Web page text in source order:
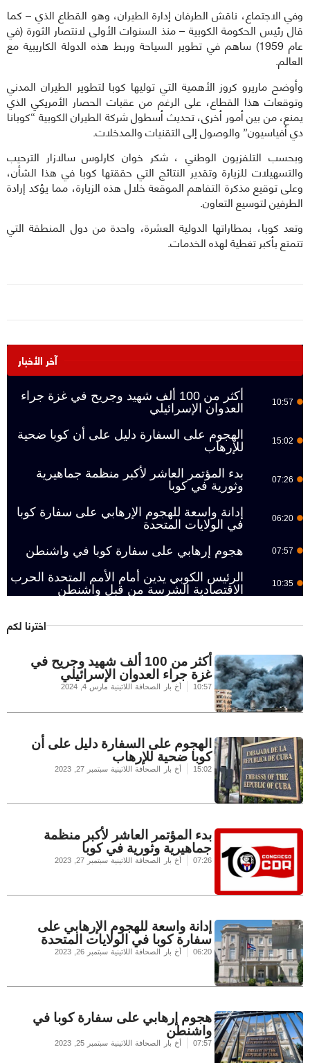
وفي الاجتماع، ناقش الطرفان إدارة الطيران، وهو القطاع الذي – كما
قال رئيس الحكومة الكوبية – منذ السنوات الأولى لانتصار الثورة (في
عام 1959) ساهم في تطوير السياحة وربط هذه الدولة الكاريبية مع
العالم.
وأوضح ماريرو كروز الأهمية التي توليها كوبا لتطوير الطيران المدني
وتوقعات هذا القطاع، على الرغم من عقبات الحصار الأمريكي الذي
يمنع، من بين أمور أخرى، تحديث أسطول شركة الطيران الكوبية “كوبانا
دي أفياسيون” والوصول إلى التقنيات والمدخلات.
وبحسب التلفزيون الوطني ، شكر خوان كارلوس سالازار الترحيب
والتسهيلات للزيارة وتقدير النتائج التي حققتها كوبا في هذا الشأن،
وعلى توقيع مذكرة التفاهم الموقعة خلال هذه الزيارة، مما يؤكد إرادة
الطرفين لتوسيع التعاون.
وتعد كوبا، بمطاراتها الدولية العشرة، واحدة من دول المنطقة التي
تتمتع بأكبر تغطية لهذه الخدمات.
آخر الأخبار
10:57
أكثر من 100 ألف شهيد وجريح في غزة جراء
العدوان الإسرائيلي
15:02
الهجوم على السفارة دليل على أن كوبا ضحية
للإرهاب
07:26
بدء المؤتمر العاشر لأكبر منظمة جماهيرية
وثورية في كوبا
06:20
إدانة واسعة للهجوم الإرهابي على سفارة كوبا
في الولايات المتحدة
07:57 هجوم إرهابي على سفارة كوبا في واشنطن
10:35
الرئيس الكوبي يدين أمام الأمم المتحدة الحرب
الاقتصادية الشرسة من قبل واشنطن
اخترنا لكم
أكثر من 100 ألف شهيد وجريح في
غزة جراء العدوان الإسرائيلي
10:57 أخ بار الصحافة اللاتينية مارس 4, 2024
الهجوم على السفارة دليل على أن
كوبا ضحية للإرهاب
15:02 أخ بار الصحافة اللاتينية سبتمبر 27, 2023
بدء المؤتمر العاشر لأكبر منظمة
جماهيرية وثورية في كوبا
07:26 أخ بار الصحافة اللاتينية سبتمبر 27, 2023
إدانة واسعة للهجوم الإرهابي على
سفارة كوبا في الولايات المتحدة
06:20 أخ بار الصحافة اللاتينية سبتمبر 26, 2023
هجوم إرهابي على سفارة كوبا في
واشنطن
07:57 أخ بار الصحافة اللاتينية سبتمبر 25, 2023